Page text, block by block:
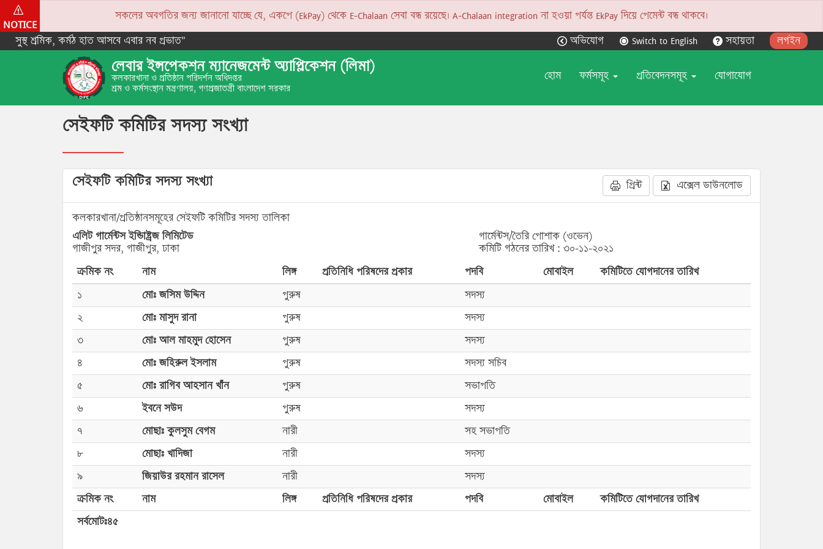
NOTICE
সকলের অবগতির জন্য জানানো যাচ্ছে যে, একপে (EkPay) থেকে E-Chalaan সেবা বন্ধ রয়েছে। A-Chalaan integration না হওয়া পর্যন্ত EkPay দিয়ে পেমেন্ট বন্ধ থাকবে।
সুস্থ শ্রমিক, কর্মঠ হাত আসবে এবার নব প্রভাত”
অভিযোগ Switch to English সহায়তা লগইন
লেবার ইন্সপেকশন ম্যানেজমেন্ট অ্যাপ্লিকেশন (লিমা)
কলকারখানা ও প্রতিষ্ঠান পরিদর্শন অধিদপ্তর
শ্রম ও কর্মসংস্থান মন্ত্রণালয়, গণপ্রজাতন্ত্রী বাংলাদেশ সরকার
হোম ফর্মসমূহ প্রতিবেদনসমূহ যোগাযোগ
সেইফটি কমিটির সদস্য সংখ্যা
সেইফটি কমিটির সদস্য সংখ্যা প্রিন্ট এক্সেল ডাউনলোড
কলকারখানা/প্রতিষ্ঠানসমূহের সেইফটি কমিটির সদস্য তালিকা
এলিট গার্মেন্টস ইন্ডািষ্ট্রজ লিমিটেড
গাজীপুর সদর, গাজীপুর, ঢাকা
গার্মেন্টস/তৈরি পোশাক (ওভেন)
কমিটি গঠনের তারিখ : ৩০-১১-২০২১
ক্রমিক নং
নাম লিঙ্গ প্রতিনিধি পরিষদের প্রকার পদবি মোবাইল
কমিটিতে যোগদানের তারিখ
১
মোঃ জসিম উদ্দিন পুরুষ
সদস্য
২
মোঃ মাসুদ রানা পুরুষ
সদস্য
৩
মোঃ আল মাহমুদ হোসেন পুরুষ
সদস্য
৪
মোঃ জহিরুল ইসলাম পুরুষ
সদস্য সচিব
৫
মোঃ রাগিব আহসান খাঁন পুরুষ
সভাপতি
৬
ইবনে সউদ পুরুষ
সদস্য
৭
মোছাঃ কুলসুম বেগম নারী
সহ সভাপতি
৮
মোছাঃ খাদিজা নারী
সদস্য
৯
জিয়াউর রহমান রাসেল নারী
সদস্য
ক্রমিক নং
নাম লিঙ্গ প্রতিনিধি পরিষদের প্রকার পদবি মোবাইল
কমিটিতে যোগদানের তারিখ
সর্বমোটঃ৪৫